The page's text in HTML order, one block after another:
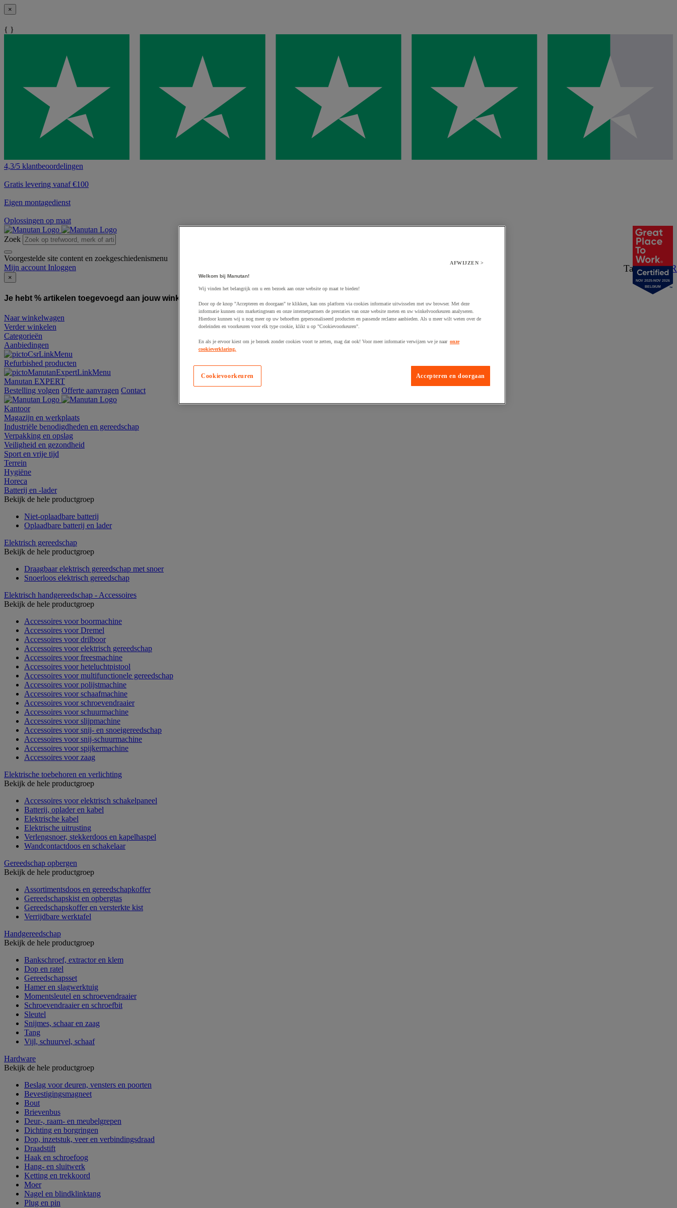
×
{ }
4,3/5 klantbeoordelingen
Gratis levering vanaf €100
Eigen montagedienst
Oplossingen op maat
Zoek
Voorgestelde site content en zoekgeschiedenismenu
Taal:NL/FR
Mijn account Inloggen
×
Je hebt % artikelen toegevoegd aan jouw winkelwagen:
Naar winkelwagen
Verder winkelen
Categorieën
Aanbiedingen
Refurbished producten
Manutan EXPERT
Bestelling volgen Offerte aanvragen Contact
Kantoor
Magazijn en werkplaats
Industriële benodigdheden en gereedschap
Verpakking en opslag
Veiligheid en gezondheid
Sport en vrije tijd
Terrein
Hygiëne
Horeca
Batterij en -lader
Bekijk de hele productgroep
Niet-oplaadbare batterij
Oplaadbare batterij en lader
Elektrisch gereedschap
Bekijk de hele productgroep
Draagbaar elektrisch gereedschap met snoer
Snoerloos elektrisch gereedschap
Elektrisch handgereedschap - Accessoires
Bekijk de hele productgroep
Accessoires voor boormachine
Accessoires voor Dremel
Accessoires voor drilboor
Accessoires voor elektrisch gereedschap
Accessoires voor freesmachine
Accessoires voor heteluchtpistool
Accessoires voor multifunctionele gereedschap
Accessoires voor polijstmachine
Accessoires voor schaafmachine
Accessoires voor schroevendraaier
Accessoires voor schuurmachine
Accessoires voor slijpmachine
Accessoires voor snij- en snoeigereedschap
Accessoires voor snij-schuurmachine
Accessoires voor spijkermachine
Accessoires voor zaag
Elektrische toebehoren en verlichting
Bekijk de hele productgroep
Accessoires voor elektrisch schakelpaneel
Batterij, oplader en kabel
Elektrische kabel
Elektrische uitrusting
Verlengsnoer, stekkerdoos en kapelhaspel
Wandcontactdoos en schakelaar
Gereedschap opbergen
Bekijk de hele productgroep
Assortimentsdoos en gereedschapkoffer
Gereedschapskist en opbergtas
Gereedschapskoffer en versterkte kist
Verrijdbare werktafel
Handgereedschap
Bekijk de hele productgroep
Bankschroef, extractor en klem
Dop en ratel
Gereedschapsset
Hamer en slagwerktuig
Momentsleutel en schroevendraaier
Schroevendraaier en schroefbit
Sleutel
Snijmes, schaar en zaag
Tang
Vijl, schuurvel, schaaf
Hardware
Bekijk de hele productgroep
Beslag voor deuren, vensters en poorten
Bevestigingsmagneet
Bout
Brievenbus
Deur-, raam- en meubelgrepen
Dichting en borgringen
Dop, inzetstuk, veer en verbindingsdraad
Draadstift
Haak en schroefoog
Hang- en sluitwerk
Ketting en trekkoord
Moer
Nagel en blindklinktang
Plug en pin
NOV 2025-NOV 2026
BELGIUM
AFWIJZEN >
Welkom bij Manutan!
Wij vinden het belangrijk om u een bezoek aan onze website op maat te bieden!
Door op de knop "Accepteren en doorgaan" te klikken, kan ons platform via cookies informatie uitwisselen met uw browser. Met deze
informatie kunnen ons marketingteam en onze internetpartners de prestaties van onze website meten en uw winkelvoorkeuren analyseren.
Hierdoor kunnen wij u nog meer op uw behoeften gepersonaliseerd producten en passende reclame aanbieden. Als u meer wilt weten over de
doeleinden en voorkeuren voor elk type cookie, klikt u op "Cookievoorkeuren".
En als je ervoor kiest om je bezoek zonder cookies voort te zetten, mag dat ook! Voor meer informatie verwijzen we je naar onze
cookieverklaring.
Accepteren en doorgaan
Cookievoorkeuren